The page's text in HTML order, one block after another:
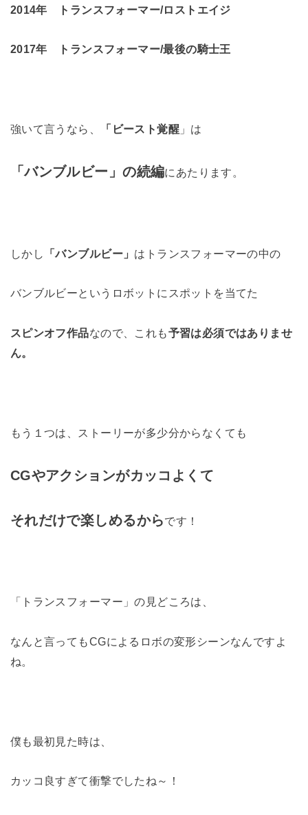
2014年 トランスフォーマー/ロストエイジ
2017年 トランスフォーマー/最後の騎士王
強いて言うなら、 「ビースト覚醒 」は
「バンブルビー」の続編にあたります。
しかし 「バンブルビー」 はトランスフォーマーの中の
バンブルビーというロボットにスポットを当てた
スピンオフ作品なので、これも予習は必須ではありませ
ん。
もう１つは、ストーリーが多少分からなくても
CGやアクションがカッコよくて
それだけで楽しめるからです！
「トランスフォーマー」の見どころは、
なんと言ってもCGによるロボの変形シーンなんですよ
ね。
僕も最初見た時は、
カッコ良すぎて衝撃でしたね～！